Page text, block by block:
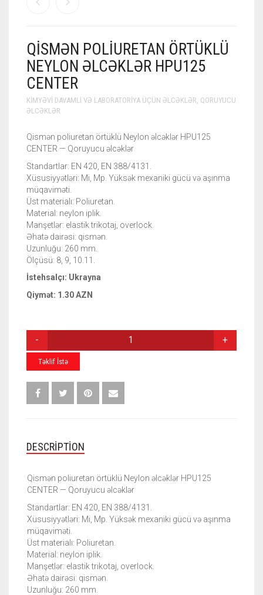
QISMƏN POLIURETAN ÖRTÜKLÜ
NEYLON ƏLCƏKLƏR HPU125
CENTER
KIMYƏVI DAVAMLI VƏ LABORATORIYA ÜÇÜN ƏLCƏKLƏR, QORUYUCU
ƏLCƏKLƏR
Qismən poliuretan örtüklü Neylon əlcəklər HPU125
CENTER — Qoruyucu əlcəklər
Standartlar: EN 420, EN 388/4131.
Xüsusiyyətləri: Mi, Mp. Yüksək mexaniki gücü və aşınma
müqaviməti.
Üst materialı: Poliuretan.
Material: neylon iplik.
Manşetlər: elastik trikotaj, overlock.
Əhatə dairəsi: qismən.
Uzunluğu: 260 mm.
Ölçüsü: 8, 9, 10.11.
İstehsalçı: Ukrayna
Qiymət: 1.30 AZN
ÖRTÜKLÜ
NEYLON
HPU125
CENTER
Təklif İstə
DESCRIPTION
Qismən poliuretan örtüklü Neylon əlcəklər HPU125
CENTER — Qoruyucu əlcəklər
Standartlar: EN 420, EN 388/4131.
Xüsusiyyətləri: Mi, Mp. Yüksək mexaniki gücü və aşınma
müqaviməti.
Üst materialı: Poliuretan.
Material: neylon iplik.
Manşetlər: elastik trikotaj, overlock.
Əhatə dairəsi: qismən.
Uzunluğu: 260 mm.